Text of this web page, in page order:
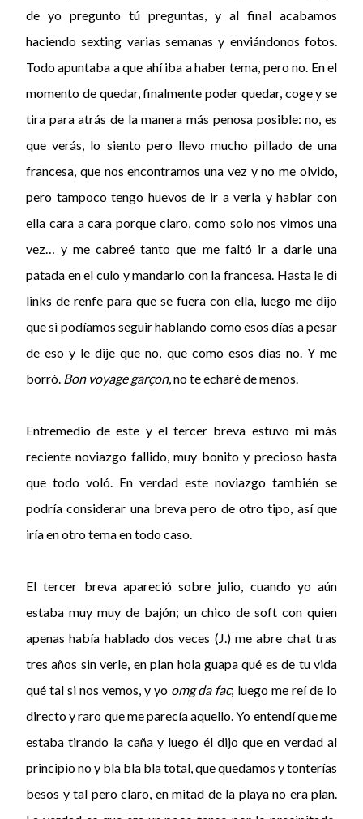
de yo pregunto tú preguntas, y al final acabamos
haciendo sexting varias semanas y enviándonos fotos.
Todo apuntaba a que ahí iba a haber tema, pero no. En el
momento de quedar, finalmente poder quedar, coge y se
tira para atrás de la manera más penosa posible: no, es
que verás, lo siento pero llevo mucho pillado de una
francesa, que nos encontramos una vez y no me olvido,
pero tampoco tengo huevos de ir a verla y hablar con
ella cara a cara porque claro, como solo nos vimos una
vez… y me cabreé tanto que me faltó ir a darle una
patada en el culo y mandarlo con la francesa. Hasta le di
links de renfe para que se fuera con ella, luego me dijo
que si podíamos seguir hablando como esos días a pesar
de eso y le dije que no, que como esos días no. Y me
borró. Bon voyage garçon, no te echaré de menos.
Entremedio de este y el tercer breva estuvo mi más
reciente noviazgo fallido, muy bonito y precioso hasta
que todo voló. En verdad este noviazgo también se
podría considerar una breva pero de otro tipo, así que
iría en otro tema en todo caso.
El tercer breva apareció sobre julio, cuando yo aún
estaba muy muy de bajón; un chico de soft con quien
apenas había hablado dos veces (J.) me abre chat tras
tres años sin verle, en plan hola guapa qué es de tu vida
qué tal si nos vemos, y yo omg da fac; luego me reí de lo
directo y raro que me parecía aquello. Yo entendí que me
estaba tirando la caña y luego él dijo que en verdad al
principio no y bla bla bla total, que quedamos y tonterías
besos y tal pero claro, en mitad de la playa no era plan.